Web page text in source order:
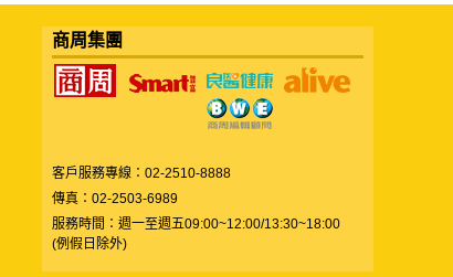
商周集團
客戶服務專線：02-2510-8888
傳真：02-2503-6989
服務時間：週一至週五09:00~12:00/13:30~18:00
(例假日除外)